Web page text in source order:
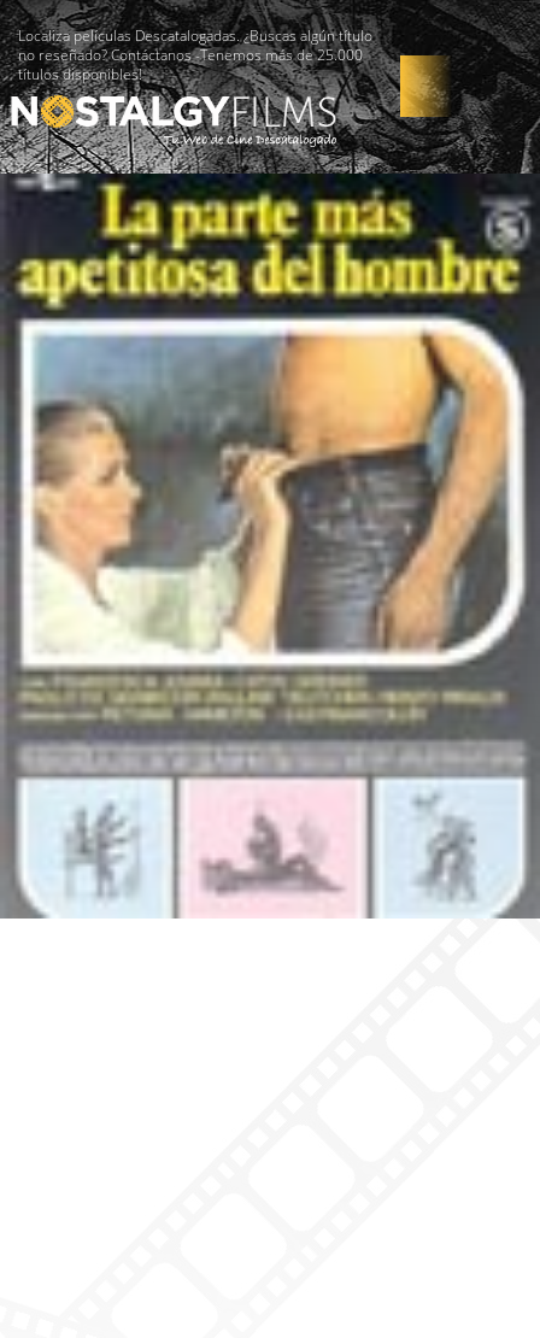
Localiza películas Descatalogadas. ¿Buscas algún título
no reseñado? Contáctanos -Tenemos más de 25.000
títulos disponibles!